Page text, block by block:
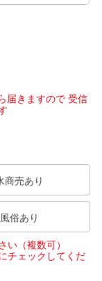
届きますので 受信
商売あり
風俗あり
（複数可）
チェックしてくだ